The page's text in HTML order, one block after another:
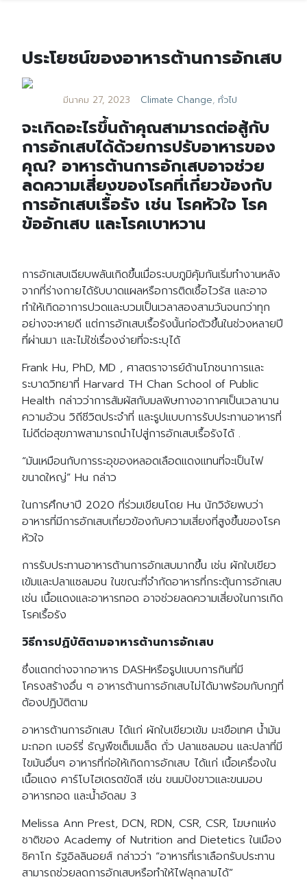
ประโยชน์ของอาหารต้านการอักเสบ
มีนาคม 27, 2023 Climate Change, ทั่วไป
จะเกิดอะไรขึ้นถ้าคุณสามารถต่อสู้กับ
การอักเสบได้ด้วยการปรับอาหารของ
คุณ? อาหารต้านการอักเสบอาจช่วย
ลดความเสี่ยงของโรคที่เกี่ยวข้องกับ
การอักเสบเรื้อรัง เช่น โรคหัวใจ โรค
ข้ออักเสบ และโรคเบาหวาน
การอักเสบเฉียบพลันเกิดขึ้นเมื่อระบบภูมิคุ้มกันเริ่มทำงานหลัง
จากที่ร่างกายได้รับบาดแผลหรือการติดเชื้อไวรัส และอาจ
ทำให้เกิดอาการปวดและบวมเป็นเวลาสองสามวันจนกว่าทุก
อย่างจะหายดี แต่การอักเสบเรื้อรังนั้นก่อตัวขึ้นในช่วงหลายปี
ที่ผ่านมา และไม่ใช่เรื่องง่ายที่จะระบุได้
Frank Hu, PhD, MD , ศาสตราจารย์ด้านโภชนาการและ
ระบาดวิทยาที่ Harvard TH Chan School of Public
Health กล่าวว่าการสัมผัสกับมลพิษทางอากาศเป็นเวลานาน
ความอ้วน วิถีชีวิตประจำที่ และรูปแบบการรับประทานอาหารที่
ไม่ดีต่อสุขภาพสามารถนำไปสู่การอักเสบเรื้อรังได้ .
“มันเหมือนกับการระอุของหลอดเลือดแดงแทนที่จะเป็นไฟ
ขนาดใหญ่” Hu กล่าว
ในการศึกษาปี 2020 ที่ร่วมเขียนโดย Hu นักวิจัยพบว่า
อาหารที่มีการอักเสบเกี่ยวข้องกับความเสี่ยงที่สูงขึ้นของโรค
หัวใจ
การรับประทานอาหารต้านการอักเสบมากขึ้น เช่น ผักใบเขียว
เข้มและปลาแซลมอน ในขณะที่จำกัดอาหารที่กระตุ้นการอักเสบ
เช่น เนื้อแดงและอาหารทอด อาจช่วยลดความเสี่ยงในการเกิด
โรคเรื้อรัง
วิธีการปฏิบัติตามอาหารต้านการอักเสบ
ซึ่งแตกต่างจากอาหาร DASHหรือรูปแบบการกินที่มี
โครงสร้างอื่น ๆ อาหารต้านการอักเสบไม่ได้มาพร้อมกับกฎที่
ต้องปฏิบัติตาม
อาหารต้านการอักเสบ ได้แก่ ผักใบเขียวเข้ม มะเขือเทศ น้ำมัน
มะกอก เบอร์รี่ ธัญพืชเต็มเมล็ด ถั่ว ปลาแซลมอน และปลาที่มี
ไขมันอื่นๆ อาหารที่ก่อให้เกิดการอักเสบ ได้แก่ เนื้อเครื่องใน
เนื้อแดง คาร์โบไฮเดรตขัดสี เช่น ขนมปังขาวและขนมอบ
อาหารทอด และน้ำอัดลม 3
Melissa Ann Prest, DCN, RDN, CSR, CSR, โฆษกแห่ง
ชาติของ Academy of Nutrition and Dietetics ในเมือง
ชิคาโก รัฐอิลลินอยส์ กล่าวว่า “อาหารที่เราเลือกรับประทาน
สามารถช่วยลดการอักเสบหรือทำให้ไฟลุกลามได้”